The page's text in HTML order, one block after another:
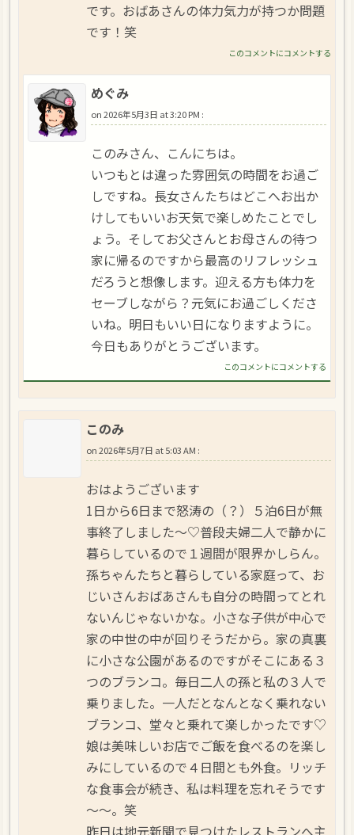
です。おばあさんの体力気力が持つか問題
です！笑
このコメントにコメントする
めぐみ
on2026年5月3日 at 3:20 PM :
このみさん、こんにちは。
いつもとは違った雰囲気の時間をお過ご
しですね。長女さんたちはどこへお出か
けしてもいいお天気で楽しめたことでし
ょう。そしてお父さんとお母さんの待つ
家に帰るのですから最高のリフレッシュ
だろうと想像します。迎える方も体力を
セーブしながら？元気にお過ごしくださ
いね。明日もいい日になりますように。
今日もありがとうございます。
このコメントにコメントする
このみ
on2026年5月7日 at 5:03 AM :
おはようございます
1日から6日まで怒涛の（？）５泊6日が無
事終了しました～♡普段夫婦二人で静かに
暮らしているので１週間が限界かしらん。
孫ちゃんたちと暮らしている家庭って、お
じいさんおばあさんも自分の時間ってとれ
ないんじゃないかな。小さな子供が中心で
家の中世の中が回りそうだから。家の真裏
に小さな公園があるのですがそこにある３
つのブランコ。毎日二人の孫と私の３人で
乗りました。一人だとなんとなく乗れない
ブランコ、堂々と乗れて楽しかったです♡
娘は美味しいお店でご飯を食べるのを楽し
みにしているので４日間とも外食。リッチ
な食事会が続き、私は料理を忘れそうです
～～。笑